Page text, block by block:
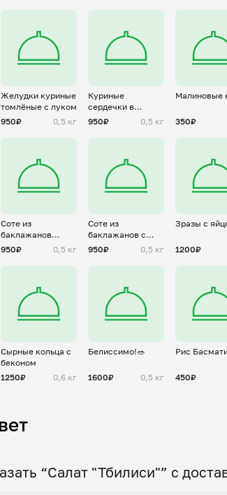
Желудки куриные
томлёные с луком
950₽
0,5 кг
Куриные
сердечки в
сметанном соусе
950₽ 0,5 кг
Малиновые
350₽
Соте из
баклажанов
классический
950₽ 0,5 кг
Соте из
баклажанов с
тыквой
950₽ 0,5 кг
Зразы с
1200₽
Сырные кольца с
беконом
1250₽
0,6 кг
Белиссимо!🥗
1600₽ 0,5 кг
Рис
450₽
“Салат "Тбилиси"” с